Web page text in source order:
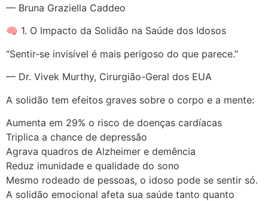
— Bruna Graziella Caddeo
🧠 1. O Impacto da Solidão na Saúde dos Idosos
“Sentir-se invisível é mais perigoso do que parece.”
— Dr. Vivek Murthy, Cirurgião-Geral dos EUA
A solidão tem efeitos graves sobre o corpo e a mente:
Aumenta em 29% o risco de doenças cardíacas
Triplica a chance de depressão
Agrava quadros de Alzheimer e demência
Reduz imunidade e qualidade do sono
Mesmo rodeado de pessoas, o idoso pode se sentir só.
A solidão emocional afeta sua saúde tanto quanto